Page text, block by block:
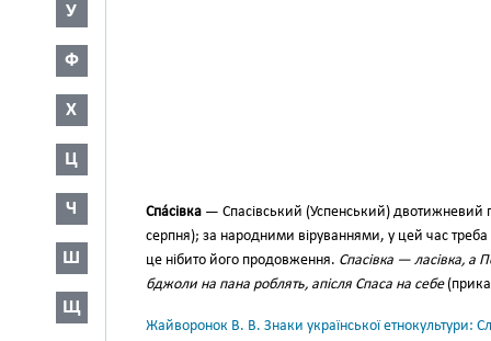
У
Ф
Х
Ц
Ч
Ш
Щ
Спа́сівка — Спасівський (Успенський) двотижневий
серпня); за народними віруваннями, у цей час треба
це нібито його продовження. Спасівка — ласівка, а
бджоли на пана роблять, апісля Спаса на себе
Жайворонок В. В. Знаки української етнокультури: